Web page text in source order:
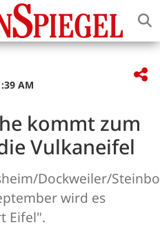
AM
kommt zum
Vulkaneifel
Dockweiler/
wird es
Eifel".